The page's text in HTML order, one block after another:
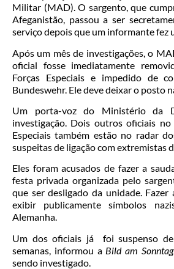
Militar (MAD). O sargento, que
Afeganistão, passou a ser
serviço depois que um informante fez
Após um mês de investigações, o
oficial fosse imediatamente
Forças Especiais e impedido de
Bundeswehr. Ele deve deixar o posto
Um porta-voz do Ministério da
investigação. Dois outros oficiais no
Especiais também estão no radar
suspeitas de ligação com extremistas
Eles foram acusados de fazer a
festa privada organizada pelo
que ser desligado da unidade. Fazer
exibir publicamente símbolos
Alemanha.
Um dos oficiais já foi suspenso de
semanas, informou a Bild am Sonntag
sendo investigado.